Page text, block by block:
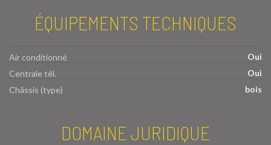
ÉQUIPEMENTS TECHNIQUES
Air conditionné
Oui
Centrale tél.
Oui
Châssis (type)
bois
DOMAINE JURIDIQUE